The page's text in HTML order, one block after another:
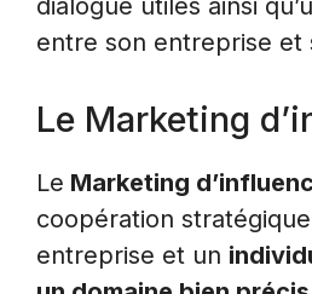
dialogue utiles ainsi
entre son entreprise et
Le Marketing
Le Marketing
coopération
entreprise et un